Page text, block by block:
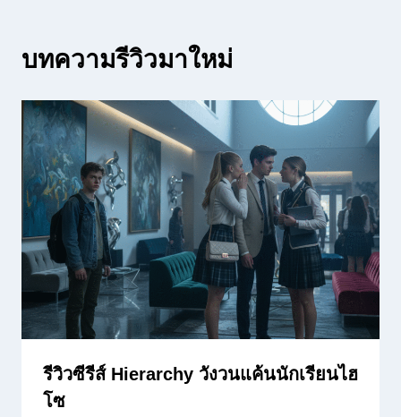
บทความรีวิวมาใหม่
รีวิวซีรีส์ Hierarchy วังวนแค้นนักเรียนไฮ
โซ